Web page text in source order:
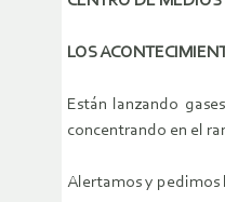
LOS
Están lanzando
concentrando en el
Alertamos y pedimos